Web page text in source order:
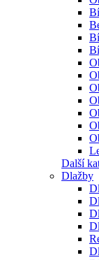
Další
Dlažby